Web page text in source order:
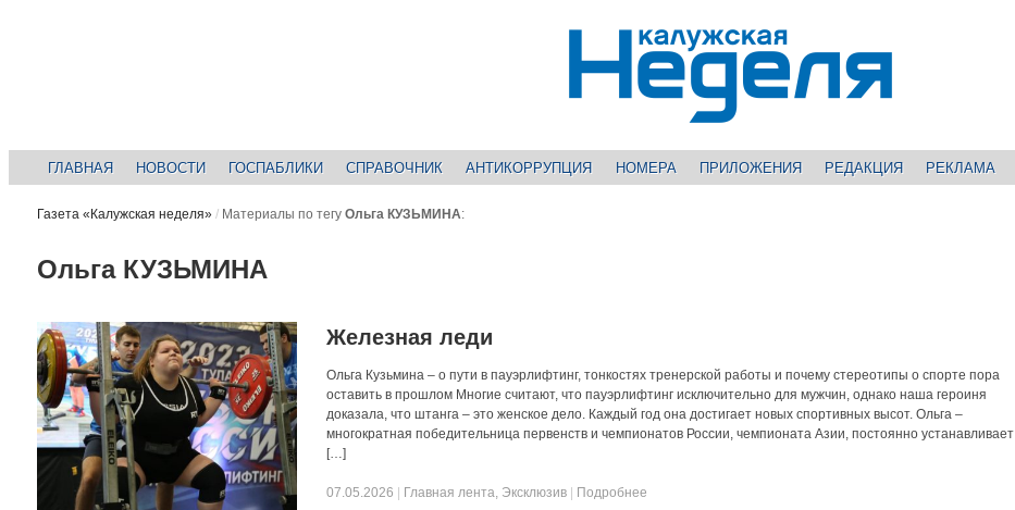
ГЛАВНАЯ НОВОСТИ ГОСПАБЛИКИ СПРАВОЧНИК АНТИКОРРУПЦИЯ НОМЕРА ПРИЛОЖЕНИЯ РЕДАКЦИЯ РЕКЛАМА
Газета «Калужская неделя» / Материалы по тегу Ольга КУЗЬМИНА:
Ольга КУЗЬМИНА
Железная леди
Ольга Кузьмина – о пути в пауэрлифтинг, тонкостях тренерской работы и почему стереотипы о спорте пора
оставить в прошлом Многие считают, что пауэрлифтинг исключительно для мужчин, однако наша героиня
доказала, что штанга – это женское дело. Каждый год она достигает новых спортивных высот. Ольга –
многократная победительница первенств и чемпионатов России, чемпионата Азии, постоянно устанавливает
[…]
07.05.2026 Главная лента, Эксклюзив Подробнее